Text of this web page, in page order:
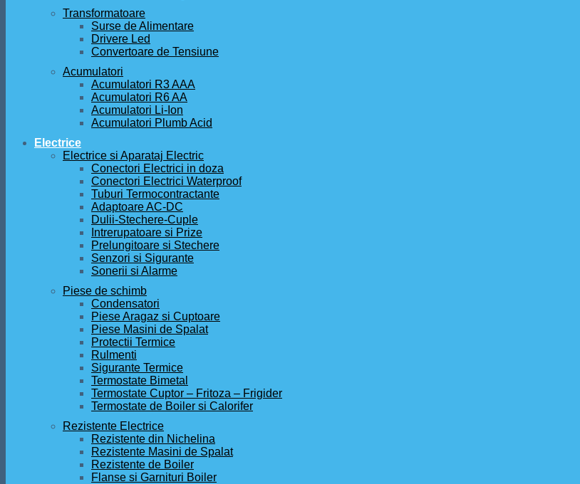
Transformatoare
Surse de Alimentare
Drivere Led
Convertoare de Tensiune
Acumulatori
Acumulatori R3 AAA
Acumulatori R6 AA
Acumulatori Li-Ion
Acumulatori Plumb Acid
Electrice
Electrice si Aparataj Electric
Conectori Electrici in doza
Conectori Electrici Waterproof
Tuburi Termocontractante
Adaptoare AC-DC
Dulii-Stechere-Cuple
Intrerupatoare si Prize
Prelungitoare si Stechere
Senzori si Sigurante
Sonerii si Alarme
Piese de schimb
Condensatori
Piese Aragaz si Cuptoare
Piese Masini de Spalat
Protectii Termice
Rulmenti
Sigurante Termice
Termostate Bimetal
Termostate Cuptor – Fritoza – Frigider
Termostate de Boiler si Calorifer
Rezistente Electrice
Rezistente din Nichelina
Rezistente Masini de Spalat
Rezistente de Boiler
Flanse si Garnituri Boiler